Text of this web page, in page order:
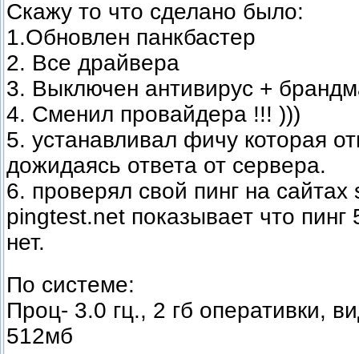
Скажу то что сделано было:
1.Обновлен панкбастер
2. Все драйвера
3. Выключен антивирус +
4. Сменил провайдера !!! )))
5. устанавливал фичу которая
дожидаясь ответа от сервера.
6. проверял свой пинг на
pingtest.net показывает что пинг
нет.
По системе:
Проц- 3.0 гц., 2 гб оперативки,
512мб